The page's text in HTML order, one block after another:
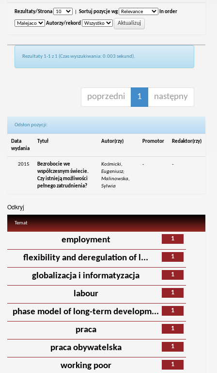
Rezultaty/Strona Sortuj pozycje wg In order
Autorzy/rekord
Rezultaty 1-1 z 1 (Czas wyszukiwania: 0.003 sekund).
poprzedni 1 następny
Odsłon pozycji:
Data
wydania
Tytuł Autor(rzy) Promotor Redaktor(rzy)
2015
Bezrobocie we
współczesnym świecie.
Czy istnieją możliwości
pełnego zatrudnienia?
Kośmicki,
Eugeniusz;
Malinowska,
Sylwia
- -
Odkryj
Temat
1
employment
1
flexibility and deregulation of l...
1
globalizacja i informatyzacja
1
labour
1
phase model of long-term developm...
1
praca
1
praca obywatelska
1
working poor